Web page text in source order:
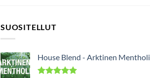
SUOSITELLUT
House Blend - Arktinen Mentholi